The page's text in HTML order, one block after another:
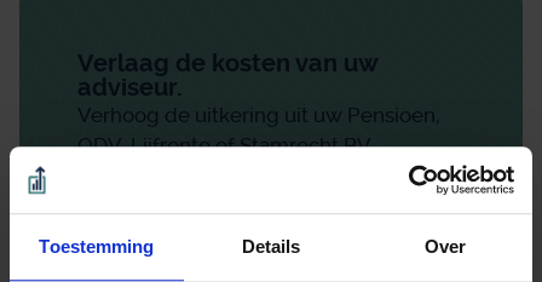
Toestemming Details Over
Verlaag de kosten van uw
adviseur.
Verhoog de uitkering uit uw Pensioen,
ODV, Lijfrente of Stamrecht BV.
Overstapvoordeel berekenen
Binnen 1 minuut. Direct zichtbaar.